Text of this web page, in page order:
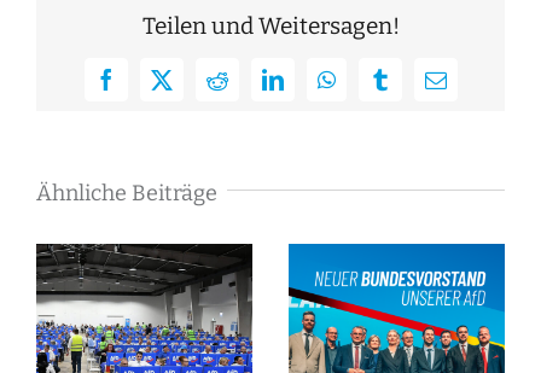
Teilen und Weitersagen!
Facebook
X RedditLinkedInWhatsAppTumblrE-
Ähnliche Beiträge